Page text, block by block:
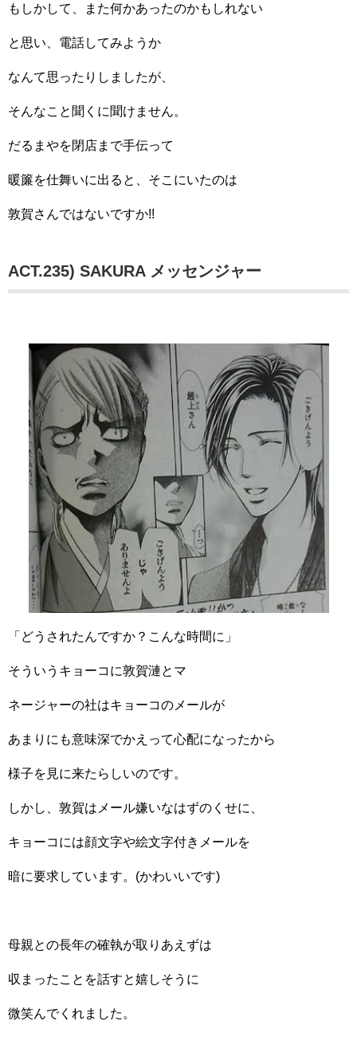
もしかして、また何かあったのかもしれない
と思い、電話してみようか
なんて思ったりしましたが、
そんなこと聞くに聞けません。
だるまやを閉店まで手伝って
暖簾を仕舞いに出ると、そこにいたのは
敦賀さんではないですか!!
ACT.235) SAKURA メッセンジャー
「どうされたんですか？こんな時間に」
そういうキョーコに敦賀漣とマ
ネージャーの社はキョーコのメールが
あまりにも意味深でかえって心配になったから
様子を見に来たらしいのです。
しかし、敦賀はメール嫌いなはずのくせに、
キョーコには顔文字や絵文字付きメールを
暗に要求しています。(かわいいです)
母親との長年の確執が取りあえずは
収まったことを話すと嬉しそうに
微笑んでくれました。